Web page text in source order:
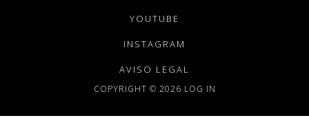
YOUTUBE
INSTAGRAM
AVISO LEGAL
COPYRIGHT © 2026 LOG IN